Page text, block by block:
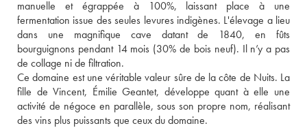
manuelle et égrappée à 100%, laissant place à une
fermentation issue des seules levures indigènes. L'élevage a lieu
dans une magnifique cave datant de 1840, en fûts
bourguignons pendant 14 mois (30% de bois neuf). Il n’y a pas
de collage ni de filtration.
Ce domaine est une véritable valeur sûre de la côte de Nuits. La
fille de Vincent, Émilie Geantet, développe quant à elle une
activité de négoce en parallèle, sous son propre nom, réalisant
des vins plus puissants que ceux du domaine.